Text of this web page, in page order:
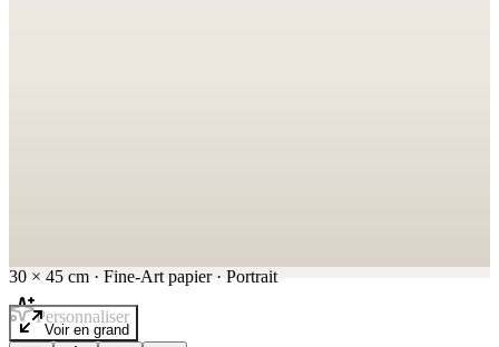
30 × 45 cm · Fine-Art papier· Portrait
Voir en grand
Personnaliser